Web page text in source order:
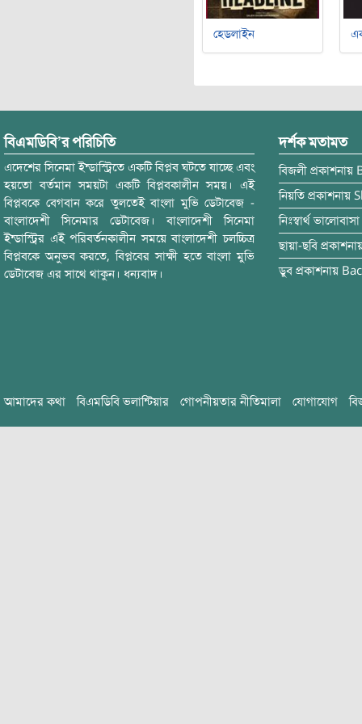
হেডলাইন
বিএমডিবি’র পরিচিতি
এদেশের সিনেমা ইন্ডাস্ট্রিতে একটি বিপ্লব ঘটতে যাচ্ছে এবং
হয়তো বর্তমান সময়টা একটি বিপ্লবকালীন সময়। এই
বিপ্লবকে বেগবান করে তুলতেই বাংলা মুভি ডেটাবেজ -
বাংলাদেশী সিনেমার ডেটাবেজ। বাংলাদেশী সিনেমা
ইন্ডাস্ট্রির এই পরিবর্তনকালীন সময়ে বাংলাদেশী চলচ্চিত্র
বিপ্লবকে অনুভব করতে, বিপ্লবের সাক্ষী হতে বাংলা মুভি
ডেটাবেজ এর সাথে থাকুন। ধন্যবাদ।
দর্শক মতামত
বিজলী প্রকাশনায়
নিয়তি প্রকাশনায়
নিঃস্বার্থ ভালোবাসা
ছায়া-ছবি
ডুব প্রকাশনায়
আমাদের কথা বিএমডিবি ভলান্টিয়ার গোপনীয়তার নীতিমালা যোগাযোগ